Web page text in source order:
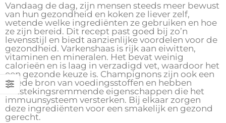
Vandaag de dag, zijn mensen steeds meer bewust
van hun gezondheid en koken ze liever zelf,
wetende welke ingrediënten ze gebruiken en hoe
ze zijn bereid. Dit recept past goed bij zo’n
levensstijl en biedt aanzienlijke voordelen voor de
gezondheid. Varkenshaas is rijk aan eiwitten,
vitaminen en mineralen. Het bevat weinig
calorieën en is laag in verzadigd vet, waardoor het
een gezonde keuze is. Champignons zijn ook een
goede bron van voedingsstoffen en hebben
ontstekingsremmende eigenschappen die het
immuunsysteem versterken. Bij elkaar zorgen
deze ingrediënten voor een smakelijk en gezond
gerecht.